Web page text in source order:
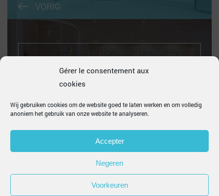
Gérer le consentement aux
cookies
Wij gebruiken cookies om de website goed te laten werken en om volledig
anoniem het gebruik van onze website te analyseren.
Accepter
Negeren
Voorkeuren
VORIG
Je zwembad betegelen, zo doe je dat
VOLGEND